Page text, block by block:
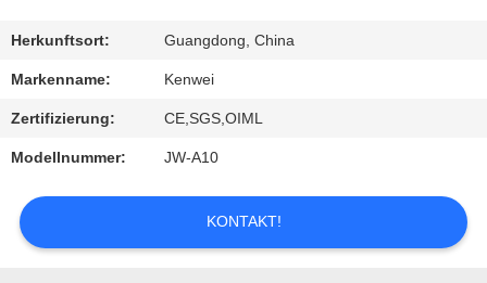
KONTAKT
REFERENZEN
Herkunftsort: Guangdong, China
Markenname: Kenwei
Zertifizierung: CE,SGS,OIML
Modellnummer: JW-A10
KONTAKT!